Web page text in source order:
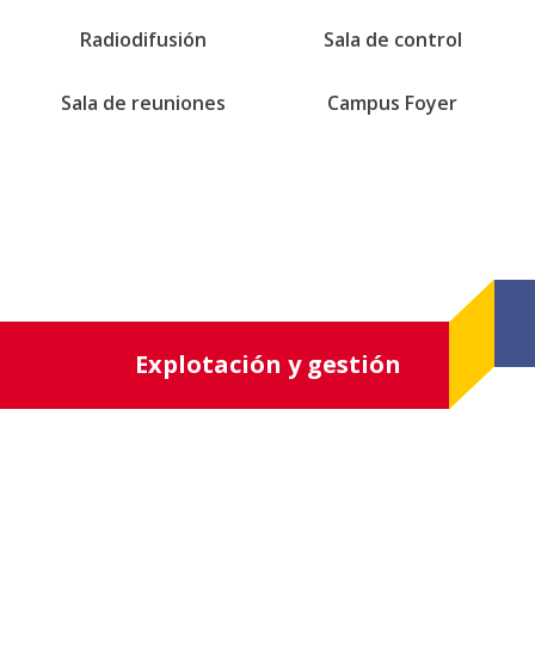
Radiodifusión Sala de control
Sala de reuniones Campus Foyer
Explotación y gestión